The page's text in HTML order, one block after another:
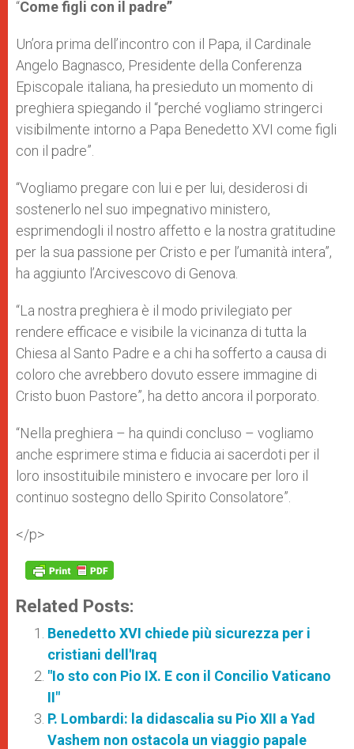
“Come figli con il padre”
Un’ora prima dell’incontro con il Papa, il Cardinale
Angelo Bagnasco, Presidente della Conferenza
Episcopale italiana, ha presieduto un momento di
preghiera spiegando il “perché vogliamo stringerci
visibilmente intorno a Papa Benedetto XVI come figli
con il padre”.
“Vogliamo pregare con lui e per lui, desiderosi di
sostenerlo nel suo impegnativo ministero,
esprimendogli il nostro affetto e la nostra gratitudine
per la sua passione per Cristo e per l’umanità intera”,
ha aggiunto l’Arcivescovo di Genova.
“La nostra preghiera è il modo privilegiato per
rendere efficace e visibile la vicinanza di tutta la
Chiesa al Santo Padre e a chi ha sofferto a causa di
coloro che avrebbero dovuto essere immagine di
Cristo buon Pastore”, ha detto ancora il porporato.
“Nella preghiera – ha quindi concluso – vogliamo
anche esprimere stima e fiducia ai sacerdoti per il
loro insostituibile ministero e invocare per loro il
continuo sostegno dello Spirito Consolatore”.
</p>
Related Posts:
Benedetto XVI chiede più sicurezza per i
cristiani dell'Iraq
"Io sto con Pio IX. E con il Concilio Vaticano
II"
P. Lombardi: la didascalia su Pio XII a Yad
Vashem non ostacola un viaggio papale